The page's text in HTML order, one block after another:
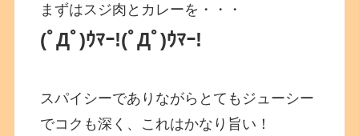
まずはスジ肉とカレーを・・・
(ﾟДﾟ)ｳﾏｰ!(ﾟДﾟ)ｳﾏｰ!
スパイシーでありながらとてもジューシー
でコクも深く、これはかなり旨い！